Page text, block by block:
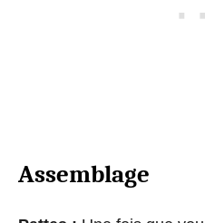
Assemblage